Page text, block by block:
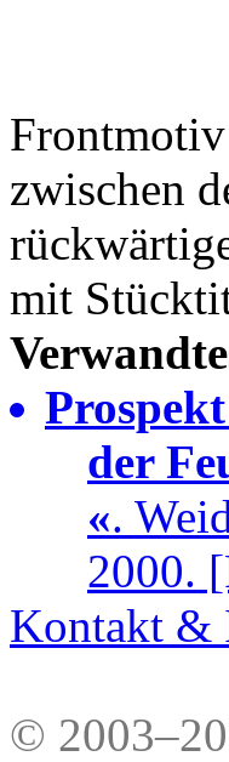
zwischen
mit
der
«.
2000.
Kontakt &
©